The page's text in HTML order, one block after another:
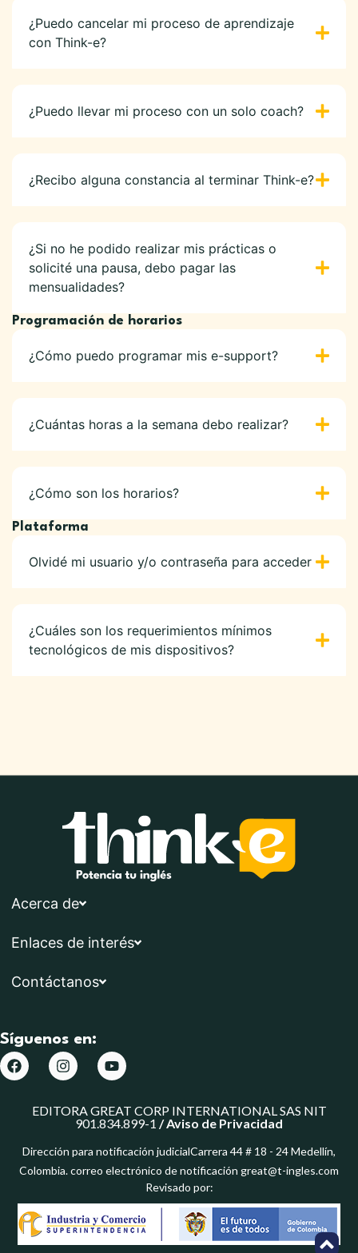
¿Puedo cancelar mi proceso de aprendizaje
con Think-e?
¿Puedo llevar mi proceso con un solo coach?
¿Recibo alguna constancia al terminar Think-e?
¿Si no he podido realizar mis prácticas o
solicité una pausa, debo pagar las
mensualidades?
Programación de horarios
¿Cómo puedo programar mis e-support?
¿Cuántas horas a la semana debo realizar?
¿Cómo son los horarios?
Plataforma
Olvidé mi usuario y/o contraseña para acceder
¿Cuáles son los requerimientos mínimos
tecnológicos de mis dispositivos?
Acerca de
Enlaces de interés
Contáctanos
Síguenos en:
EDITORA GREAT CORP INTERNATIONAL SAS NIT
901.834.899-1 /Aviso de Privacidad
Dirección para notificación judicialCarrera 44 # 18 - 24 Medellín,
Colombia. correo electrónico de notificación great@t-ingles.com
Revisado por: